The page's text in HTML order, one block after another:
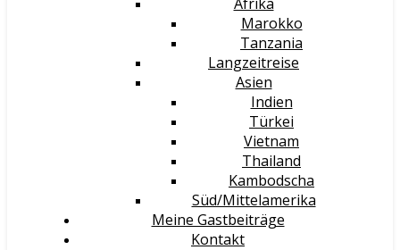
Marokko
Tanzania
Langzeitreise
Asien
Indien
Türkei
Vietnam
Thailand
Kambodscha
Süd/Mittelamerika
Meine Gastbeiträge
Kontakt